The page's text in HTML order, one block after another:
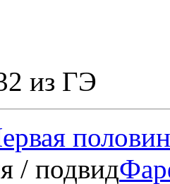
из ГЭ
/ подвид